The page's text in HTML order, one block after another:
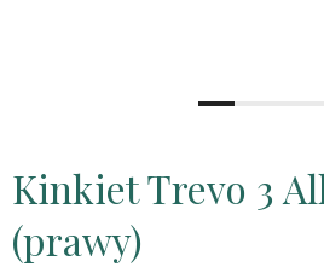
Kinkiet Trevo 3
(prawy)